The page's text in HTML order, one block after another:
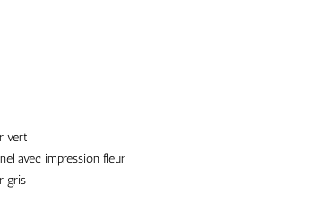
vert
avec impression fleur
gris